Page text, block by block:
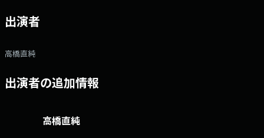
出演者
高橋直純
出演者の追加情報
高橋直純